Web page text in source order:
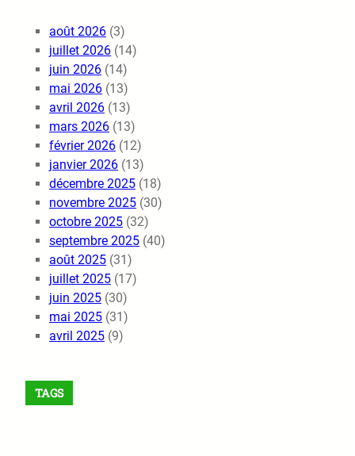
août 2026 (3)
juillet 2026 (14)
juin 2026 (14)
mai 2026 (13)
avril 2026 (13)
mars 2026 (13)
février 2026 (12)
janvier 2026 (13)
décembre 2025 (18)
novembre 2025 (30)
octobre 2025 (32)
septembre 2025 (40)
août 2025 (31)
juillet 2025 (17)
juin 2025 (30)
mai 2025 (31)
avril 2025 (9)
TAGS